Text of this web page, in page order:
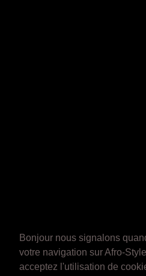
Bonjour nous signalons
votre navigation sur Afro-
acceptez l'utilisation de